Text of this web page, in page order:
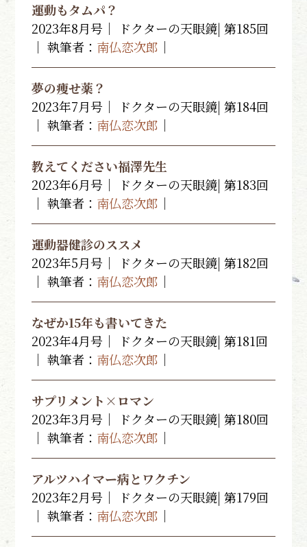
運動もタムパ？
2023年8月号｜ ドクターの天眼鏡| 第185回
｜ 執筆者： 南仏恋次郎 ｜
夢の痩せ薬？
2023年7月号｜ ドクターの天眼鏡| 第184回
｜ 執筆者： 南仏恋次郎 ｜
教えてください福澤先生
2023年6月号｜ ドクターの天眼鏡| 第183回
｜ 執筆者： 南仏恋次郎 ｜
運動器健診のススメ
2023年5月号｜ ドクターの天眼鏡| 第182回
｜ 執筆者： 南仏恋次郎 ｜
なぜか15年も書いてきた
2023年4月号｜ ドクターの天眼鏡| 第181回
｜ 執筆者： 南仏恋次郎 ｜
サプリメント×ロマン
2023年3月号｜ ドクターの天眼鏡| 第180回
｜ 執筆者： 南仏恋次郎 ｜
アルツハイマー病とワクチン
2023年2月号｜ ドクターの天眼鏡| 第179回
｜ 執筆者： 南仏恋次郎 ｜